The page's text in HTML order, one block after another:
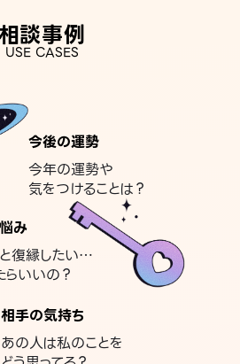
相談事例
USE CASES
今後の運勢
今年の運勢や
気をつけることは？
み
復縁したい…
らいいの？
相手の気持ち
あの人は私のことを